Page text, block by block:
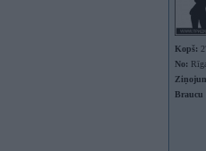
Kopš:
No:
Braucu